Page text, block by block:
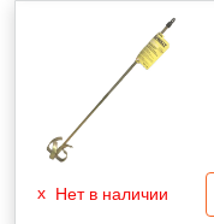
Нет в наличии